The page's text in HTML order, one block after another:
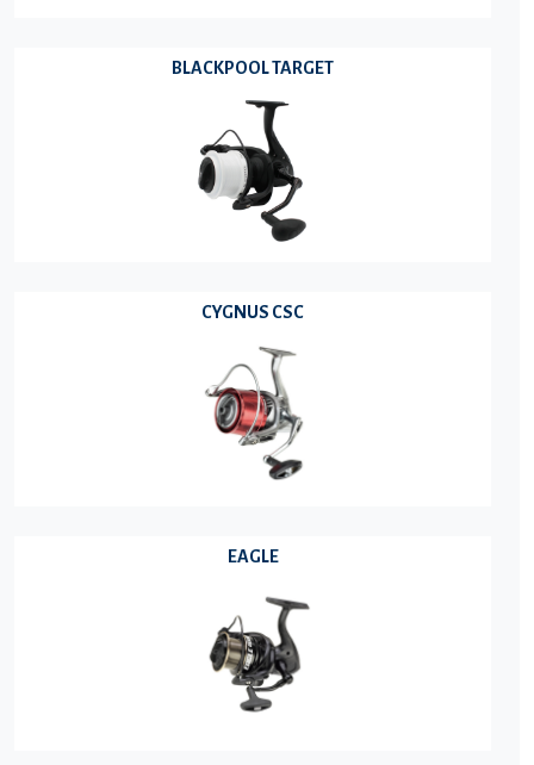
BLACKPOOL TARGET
CYGNUS CSC
EAGLE